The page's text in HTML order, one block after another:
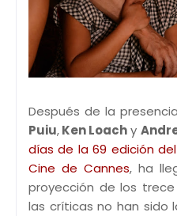
Después de la
Puiu,Ken Loachy
días de la 69 edición
Cine de Cannes, ha
proyección de los
las críticas no han sido